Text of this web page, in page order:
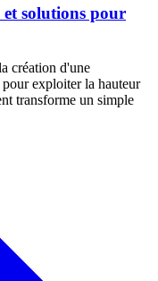
et solutions pour
création d'une
exploiter la hauteur
transforme un simple